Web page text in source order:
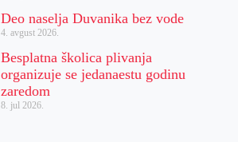
Deo naselja Duvanika bez vode
4. avgust 2026.
Besplatna školica plivanja
organizuje se jedanaestu godinu
zaredom
8. jul 2026.